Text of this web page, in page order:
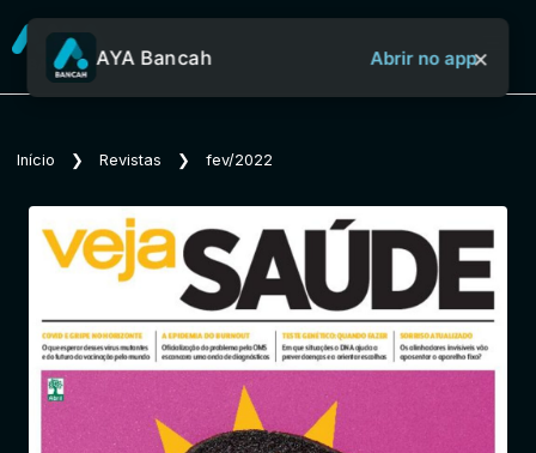
Sobre o Aya Bancah
Revistas
Jornais
AYA Bancah Abrir no app×
Início ❯ Revistas ❯ fev/2022